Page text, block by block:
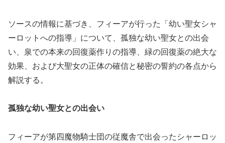
ソースの情報に基づき、フィーアが行った「幼い聖女シャ
ーロットへの指導」について、孤独な幼い聖女との出会
い、泉での本来の回復薬作りの指導、緑の回復薬の絶大な
効果、および大聖女の正体の確信と秘密の誓約の各点から
解説する。
孤独な幼い聖女との出会い
フィーアが第四魔物騎士団の従魔舎で出会ったシャーロッ